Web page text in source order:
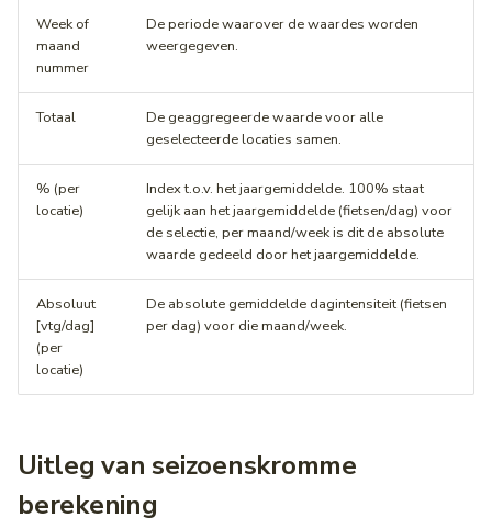
Week of
maand
nummer
De periode waarover de waardes worden
weergegeven.
Totaal
De geaggregeerde waarde voor alle
geselecteerde locaties samen.
% (per
locatie)
Index t.o.v. het jaargemiddelde. 100% staat
gelijk aan het jaargemiddelde (fietsen/dag) voor
de selectie, per maand/week is dit de absolute
waarde gedeeld door het jaargemiddelde.
Absoluut
[vtg/dag]
(per
locatie)
De absolute gemiddelde dagintensiteit (fietsen
per dag) voor die maand/week.
Uitleg van seizoenskromme
berekening